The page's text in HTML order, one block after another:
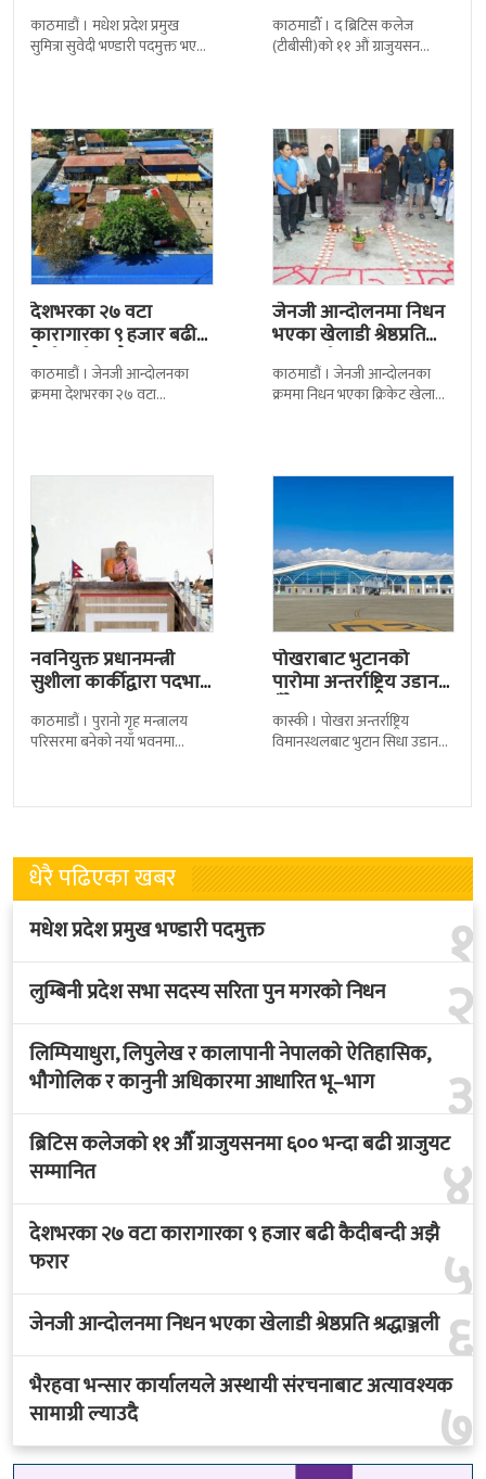
काठमाडौं । मधेश प्रदेश प्रमुख
सुमित्रा सुवेदी भण्डारी पदमुक्त भएकी
बढी ग्राजुयट सम्मानित
काठमाडौँ । द ब्रिटिस कलेज
(टीबीसी)को ११ औं ग्राजुयसन
देशभरका २७ वटा
कारागारका ९ हजार बढी
कैदीबन्दी अझै फरार
काठमाडौं । जेनजी आन्दोलनका
क्रममा देशभरका २७ वटा
जेनजी आन्दोलनमा निधन
भएका खेलाडी श्रेष्ठप्रति
श्रद्धाञ्जली
काठमाडौं । जेनजी आन्दोलनका
क्रममा निधन भएका क्रिकेट खेलाडी
नवनियुक्त प्रधानमन्त्री
सुशीला कार्कीद्वारा पदभार
काठमाडौं । पुरानो गृह मन्त्रालय
परिसरमा बनेको नयाँ भवनमा
नवनियुक्त
पोखराबाट भुटानको
पारोमा अन्तर्राष्ट्रिय उडान
हुँदै
कास्की । पोखरा अन्तर्राष्ट्रिय
विमानस्थलबाट भुटान सिधा उडान
लागेको हो
धेरै पढिएका खबर
१
मधेश प्रदेश प्रमुख भण्डारी पदमुक्त
२
लुम्बिनी प्रदेश सभा सदस्य सरिता पुन मगरको निधन
३
लिम्पियाधुरा, लिपुलेख र कालापानी नेपालको ऐतिहासिक,
भौगोलिक र कानुनी अधिकारमा आधारित भू–भाग
४
ब्रिटिस कलेजको ११ औँ ग्राजुयसनमा ६०० भन्दा बढी ग्राजुयट
सम्मानित
५
देशभरका २७ वटा कारागारका ९ हजार बढी कैदीबन्दी अझै
फरार
६
जेनजी आन्दोलनमा निधन भएका खेलाडी श्रेष्ठप्रति श्रद्धाञ्जली
७
भैरहवा भन्सार कार्यालयले अस्थायी संरचनाबाट अत्यावश्यक
सामाग्री ल्याउदै